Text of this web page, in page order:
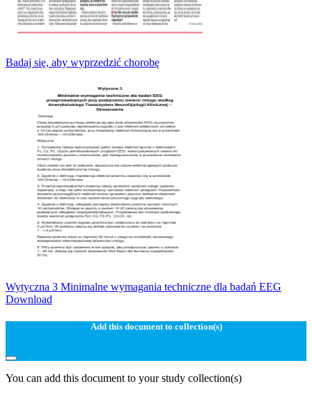
Badaj się, aby wyprzedzić chorobę
Wytyczna 3 Minimalne wymagania techniczne dla badań EEG
Download
Add this document to collection(s)
You can add this document to your study collection(s)